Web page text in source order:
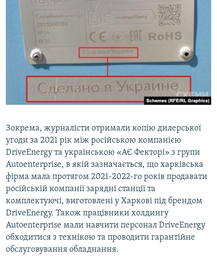
Зокрема, журналісти отримали копію дилерської
угоди за 2021 рік між російською компанією
DriveEnergy та українською «АЄ Фекторі» з групи
Autoenterprise, в якій зазначається, що харківська
фірма мала протягом 2021-2022-го років продавати
російській компанії зарядні станції та
комплектуючі, виготовлені у Харкові під брендом
DriveEnergy. Також працівники холдингу
Autoenterprise мали навчити персонал DriveEnergy
обходитися з технікою та проводити гарантійне
обслуговування обладнання.